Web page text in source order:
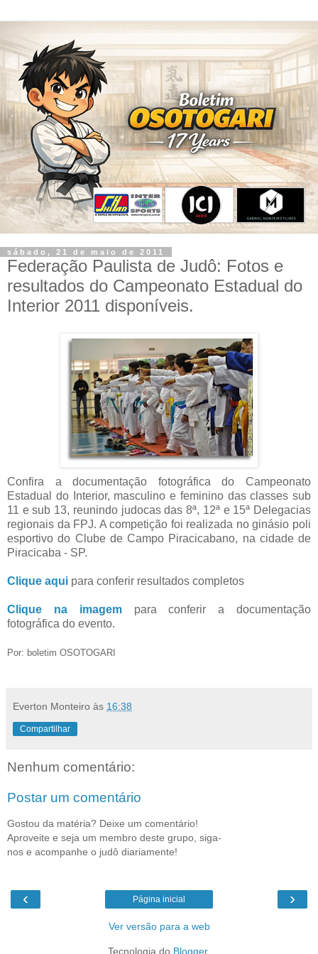
sábado, 21 de maio de 2011
Federação Paulista de Judô: Fotos e
resultados do Campeonato Estadual do
Interior 2011 disponíveis.
Confira a documentação fotográfica do Campeonato
Estadual do Interior, masculino e feminino das classes sub
11 e sub 13, reunindo judocas das 8ª, 12ª e 15ª Delegacias
regionais da FPJ. A competição foi realizada no ginásio poli
esportivo do Clube de Campo Piracicabano, na cidade de
Piracicaba - SP.
Clique aqui para conferir resultados completos
Clique na imagempara conferir a documentação
fotográfica do evento.
Por: boletim OSOTOGARI
Everton Monteiro às 16:38
Compartilhar
Nenhum comentário:
Postar um comentário
Gostou da matéria? Deixe um comentário!
Aproveite e seja um membro deste grupo, siga-
nos e acompanhe o judô diariamente!
‹ ›
Página inicial
Ver versão para a web
Tecnologia do Blogger.